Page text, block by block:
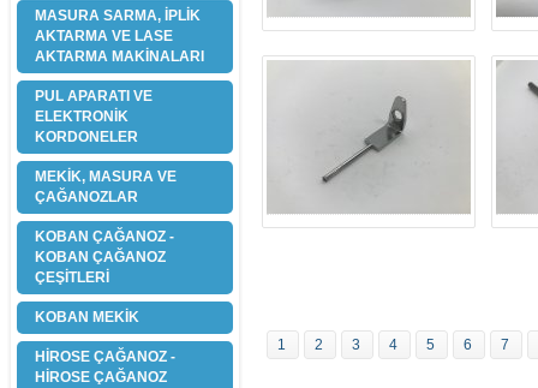
MASURA SARMA, İPLİK
AKTARMA VE LASE
AKTARMA MAKİNALARI
PUL APARATI VE
ELEKTRONİK
KORDONELER
MEKİK, MASURA VE
ÇAĞANOZLAR
KOBAN ÇAĞANOZ -
KOBAN ÇAĞANOZ
ÇEŞİTLERİ
KOBAN MEKİK
HİROSE ÇAĞANOZ -
HİROSE ÇAĞANOZ
1 2 3 4 5 6 7